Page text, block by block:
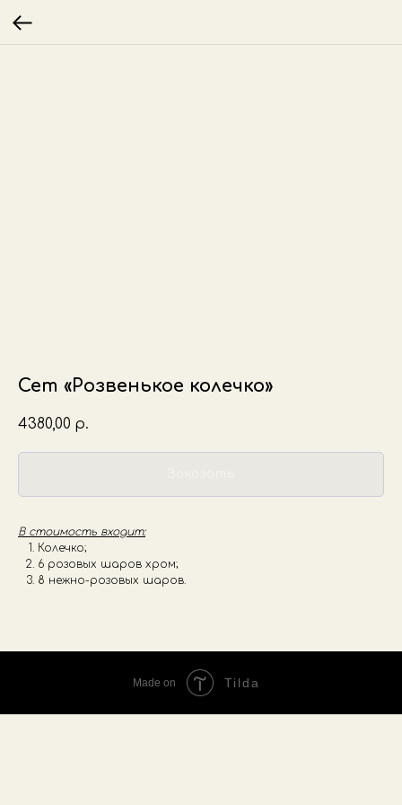
Сет «Розвенькое колечко»
4380,00 р.
В стоимость входит:
Колечко;
6 розовых шаров хром;
8 нежно-розовых шаров.
Made on Tilda